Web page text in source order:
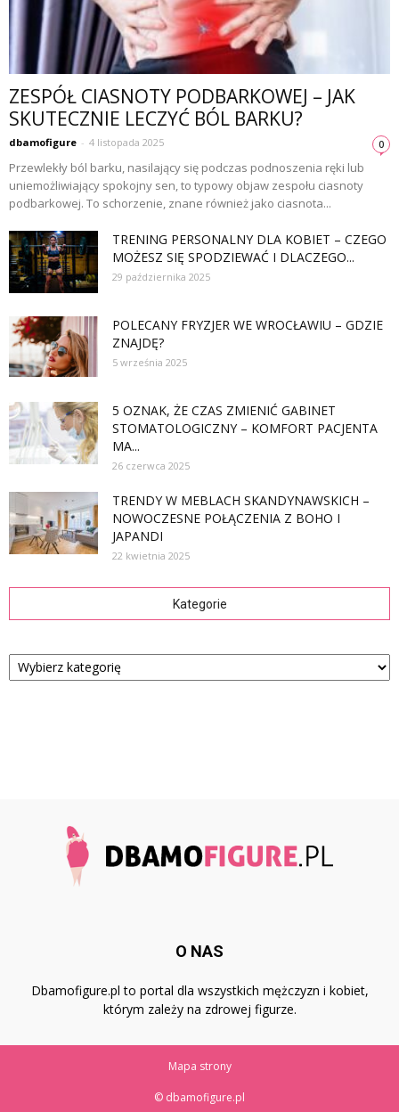
ZESPÓŁ CIASNOTY PODBARKOWEJ – JAK
SKUTECZNIE LECZYĆ BÓL BARKU?
dbamofigure - 4 listopada 2025 0
Przewlekły ból barku, nasilający się podczas podnoszenia ręki lub
uniemożliwiający spokojny sen, to typowy objaw zespołu ciasnoty
podbarkowej. To schorzenie, znane również jako ciasnota...
TRENING PERSONALNY DLA KOBIET – CZEGO
MOŻESZ SIĘ SPODZIEWAĆ I DLACZEGO...
29 października 2025
POLECANY FRYZJER WE WROCŁAWIU – GDZIE
ZNAJDĘ?
5 września 2025
5 OZNAK, ŻE CZAS ZMIENIĆ GABINET
STOMATOLOGICZNY – KOMFORT PACJENTA
MA...
26 czerwca 2025
TRENDY W MEBLACH SKANDYNAWSKICH –
NOWOCZESNE POŁĄCZENIA Z BOHO I
JAPANDI
22 kwietnia 2025
Kategorie
Kategorie
O NAS
Dbamofigure.pl to portal dla wszystkich mężczyzn i kobiet,
którym zależy na zdrowej figurze.
Mapa strony
© dbamofigure.pl